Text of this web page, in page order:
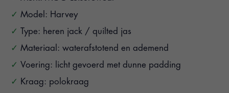
Model: Harvey
Type: heren jack / quilted jas
Materiaal: waterafstotend en ademend
Voering: licht gevoerd met dunne padding
Kraag: polokraag